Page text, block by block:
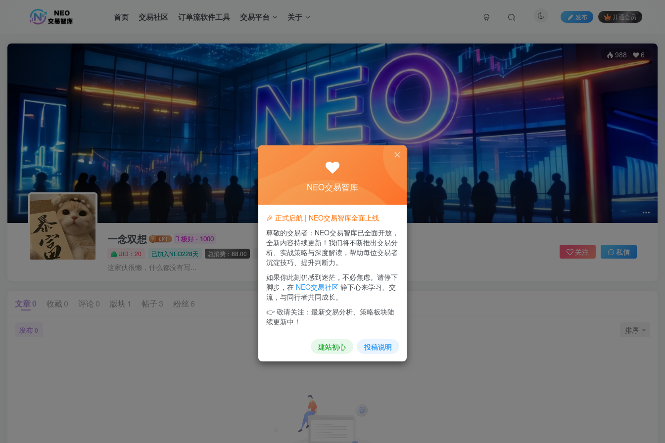
首页 交易社区 订单流软件工具 交易平台 关于 发布 开通会员
988 6
一念双想 极好 · 1000
UID：20 已加入NEO228天 总消费：88.00 1枚徽章 创始群成员 香港 超级版主
这家伙很懒，什么都没有写...
关注 私信
文章0 收藏 0 评论 0 版块 1 帖子 3 粉丝 6
发布0 排序
NEO交易智库
🎉 正式启航 | NEO交易智库全面上线
尊敬的交易者：NEO交易智库已全面开放，
全新内容持续更新！我们将不断推出交易分
析、实战策略与深度解读，帮助每位交易者
沉淀技巧、提升判断力。
如果你此刻仍感到迷茫，不必焦虑。请停下
脚步，在 NEO交易社区 静下心来学习、交
流，与同行者共同成长。
👉 敬请关注：最新交易分析、策略板块陆
续更新中！
建站初心 投稿说明